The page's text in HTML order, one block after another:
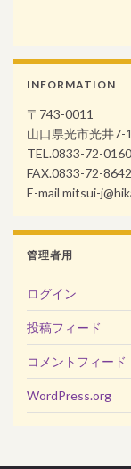
INFORMATION
〒743-0011
山口県光市光井7-
TEL.0833-72-0160
FAX.0833-72-8642
E-mail mitsui-
管理者用
ログイン
投稿フィード
コメントフィード
WordPress.org